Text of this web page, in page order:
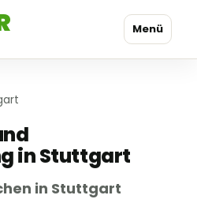
Menü
in Stuttgart
in Stuttgart